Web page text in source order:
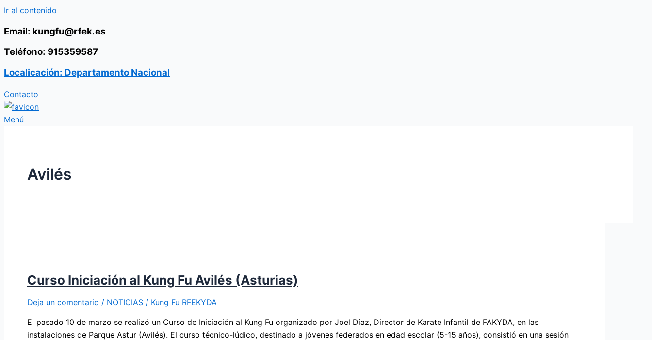
Ir al contenido
Email: kungfu@rfek.es
Teléfono: 915359587
Localicación: Departamento Nacional
Contacto
Menú
Avilés
Curso Iniciación al Kung Fu Avilés (Asturias)
Deja un comentario / NOTICIAS / Kung Fu RFEKYDA
El pasado 10 de marzo se realizó un Curso de Iniciación al Kung Fu organizado por Joel Díaz, Director de Karate Infantil de FAKYDA, en las
instalaciones de Parque Astur (Avilés). El curso técnico-lúdico, destinado a jóvenes federados en edad escolar (5-15 años), consistió en una sesión